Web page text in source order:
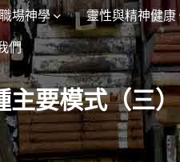
職場神學 靈性與精神健康
們
主要模式（三）